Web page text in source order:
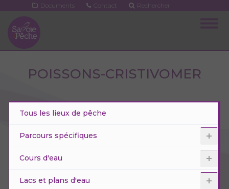
contenu
principal
Documents Contact Rechercher
POISSONS-CRISTIVOMER
Tous les lieux de pêche
Parcours spécifiques
Cours d'eau
Lacs et plans d'eau